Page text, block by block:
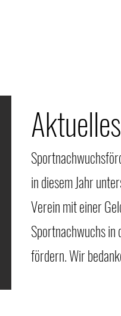
in diesem Jahr
Verein mit einer
Sportnachwuchs
fördern. Wir